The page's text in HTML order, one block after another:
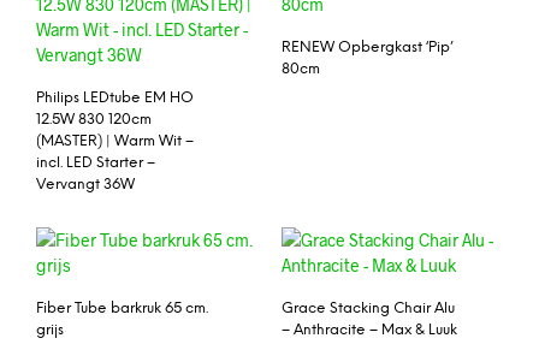
Philips LEDtube EM HO
12.5W 830 120cm
(MASTER) | Warm Wit –
incl. LED Starter –
Vervangt 36W
RENEW Opbergkast ‘Pip’
80cm
Fiber Tube barkruk 65 cm.
grijs
Grace Stacking Chair Alu
– Anthracite – Max & Luuk